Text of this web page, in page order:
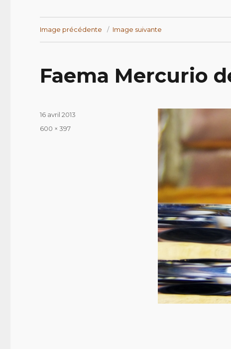
Image précédente Image suivante
Faema Mercurio
Publié
16 avril 2013
Taille
600 × 397